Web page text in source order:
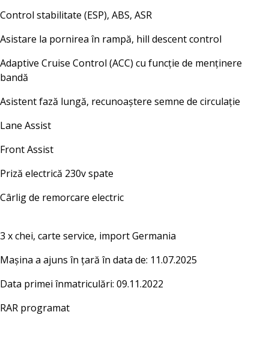
Control stabilitate (ESP), ABS, ASR
Asistare la pornirea în rampă, hill descent control
Adaptive Cruise Control (ACC) cu funcție de menținere
bandă
Asistent fază lungă, recunoaștere semne de circulație
Lane Assist
Front Assist
Priză electrică 230v spate
Cârlig de remorcare electric
3 x chei, carte service, import Germania
Mașina a ajuns în țară în data de: 11.07.2025
Data primei înmatriculări: 09.11.2022
RAR programat